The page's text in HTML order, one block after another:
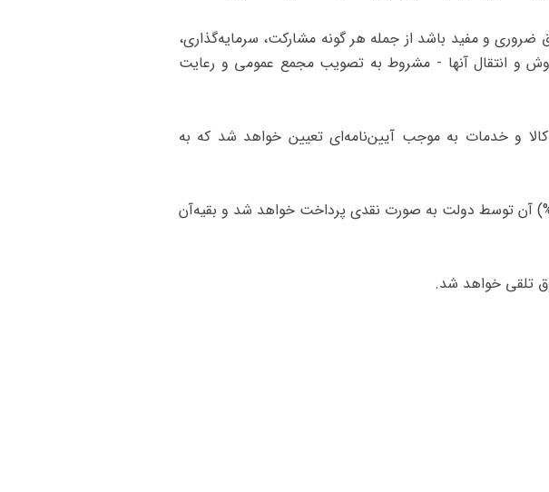
ضروری و مفید باشد از جمله هر گونه مشارکت، سرمایه‌گذاری،
و انتقال آنها - مشروط به تصویب مجمع عمومی و رعایت
کالا و خدمات به موجب آیین‌نامه‌ای تعیین خواهد شد که به
۶ - سرمایه صندوق صد میلیارد (۱۰۰.۰۰۰.۰۰۰.۰۰۰) ریال است که در سال ۱۳۷۴، (۱۰%) آن توسط دولت به صورت نقدی پرداخت خواهد شد و بقیه‌آن
تلقی خواهد شد.